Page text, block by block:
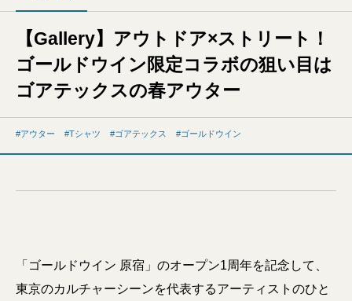
【Gallery】アウトドア×ストリート！
ゴールドウイン限定コラボの狙い目は
ゴアテックスの春アウター
アウター Tシャツ ゴアテックス ゴールドウイン
「ゴールドウイン 原宿」のオープン1周年を記念して、
東京のカルチャーシーンを代表するアーティストのひと